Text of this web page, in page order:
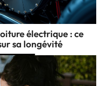
électrique : ce
sa longévité